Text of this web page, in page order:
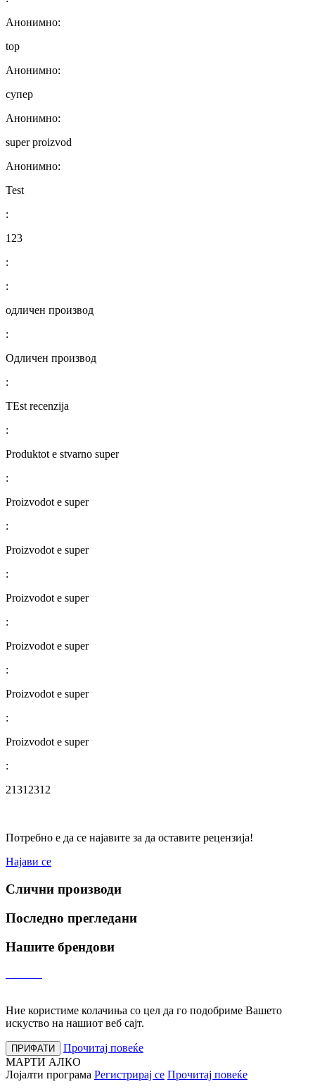
Анонимно:
top
Анонимно:
супер
Анонимно:
super proizvod
Анонимно:
Test
:
123
:
:
одличен производ
:
Одличен производ
:
TEst recenzija
:
Produktot e stvarno super
:
Proizvodot e super
:
Proizvodot e super
:
Proizvodot e super
:
Proizvodot e super
:
Proizvodot e super
:
Proizvodot e super
:
21312312
Потребно е да се најавите за да оставите рецензија!
Најави се
Слични производи
Последно прегледани
Нашите брендови
Ние користиме колачиња со цел да го подобриме Вашето
искуство на нашиот веб сајт.
ПРИФАТИ
Прочитај повеќе
МАРТИ АЛКО
Лојалти програма Регистрирај се Прочитај повеќе